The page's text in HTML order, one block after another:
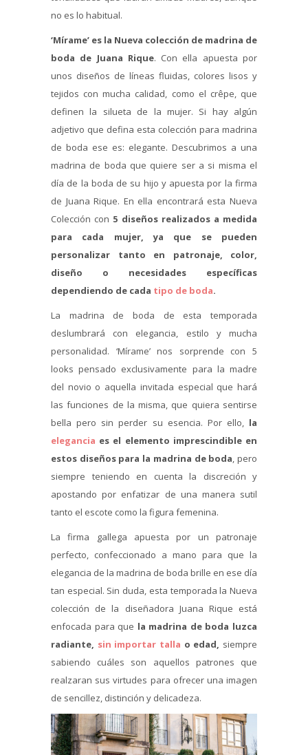
no es lo habitual.
‘Mírame’ es la Nueva colección de madrina de
boda de Juana Rique. Con ella apuesta por
unos diseños de líneas fluidas, colores lisos y
tejidos con mucha calidad, como el crêpe, que
definen la silueta de la mujer. Si hay algún
adjetivo que defina esta colección para madrina
de boda ese es: elegante. Descubrimos a una
madrina de boda que quiere ser a si misma el
día de la boda de su hijo y apuesta por la firma
de Juana Rique. En ella encontrará esta Nueva
Colección con 5 diseños realizados a medida
para cada mujer, ya que se pueden
personalizar tanto en patronaje, color,
diseño o necesidades específicas
dependiendo de cada tipo de boda.
La madrina de boda de esta temporada
deslumbrará con elegancia, estilo y mucha
personalidad. ‘Mírame’ nos sorprende con 5
looks pensado exclusivamente para la madre
del novio o aquella invitada especial que hará
las funciones de la misma, que quiera sentirse
bella pero sin perder su esencia. Por ello,la
elegancia es el elemento imprescindible en
estos diseños para la madrina de boda, pero
siempre teniendo en cuenta la discreción y
apostando por enfatizar de una manera sutil
tanto el escote como la figura femenina.
La firma gallega apuesta por un patronaje
perfecto, confeccionado a mano para que la
elegancia de la madrina de boda brille en ese día
tan especial. Sin duda, esta temporada la Nueva
colección de la diseñadora Juana Rique está
enfocada para que la madrina de boda luzca
radiante, sin importar talla o edad, siempre
sabiendo cuáles son aquellos patrones que
realzaran sus virtudes para ofrecer una imagen
de sencillez, distinción y delicadeza.